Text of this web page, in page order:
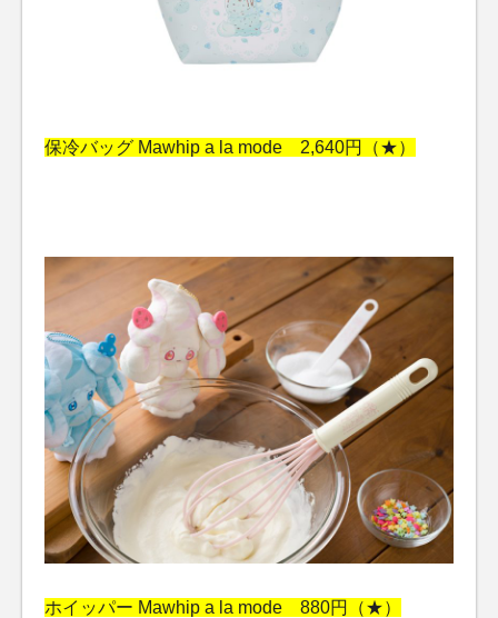
保冷バッグ Mawhip a la mode 2,640円（★）
ホイッパー Mawhip a la mode 880円（★）